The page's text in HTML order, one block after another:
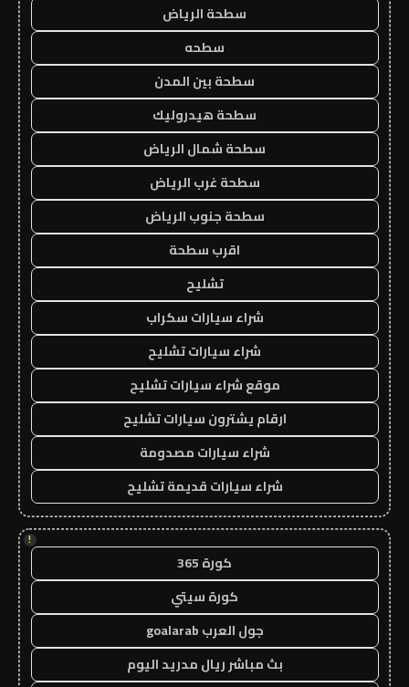
سطحة الرياض
سطحه
سطحة بين المدن
سطحة هيدروليك
سطحة شمال الرياض
سطحة غرب الرياض
سطحة جنوب الرياض
اقرب سطحة
تشليح
شراء سيارات سكراب
شراء سيارات تشليح
موقع شراء سيارات تشليح
ارقام يشترون سيارات تشليح
شراء سيارات مصدومة
شراء سيارات قديمة تشليح
!
كورة 365
كورة سيتي
جول العرب goalarab
بث مباشر ريال مدريد اليوم